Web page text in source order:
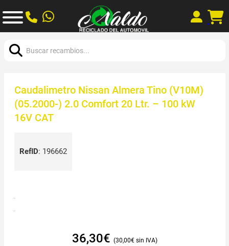
Caudalimetro Nissan Almera Tino (V10M)
(05.2000-) 2.0 Comfort 20 Ltr. – 100 kW
16V CAT
RefID: 196662
36,30€ 30,00€